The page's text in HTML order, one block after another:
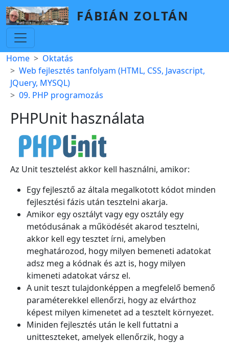
Skip to main content
FÁBIÁN ZOLTÁN
Breadcrumb
Home
Oktatás
Web fejlesztés tanfolyam (HTML, CSS, Javascript,
JQuery, MYSQL)
09. PHP programozás
PHPUnit használata
Az Unit tesztelést akkor kell használni, amikor:
Egy fejlesztő az általa megalkotott kódot minden
fejlesztési fázis után tesztelni akarja.
Amikor egy osztályt vagy egy osztály egy
metódusának a működését akarod tesztelni,
akkor kell egy tesztet írni, amelyben
meghatározod, hogy milyen bemeneti adatokat
adsz meg a kódnak és azt is, hogy milyen
kimeneti adatokat vársz el.
A unit teszt tulajdonképpen a megfelelő bemenő
paraméterekkel ellenőrzi, hogy az elvárthoz
képest milyen kimenetet ad a tesztelt környezet.
Miniden fejlesztés után le kell futtatni a
unitteszteket, amelyek ellenőrzik, hogy a